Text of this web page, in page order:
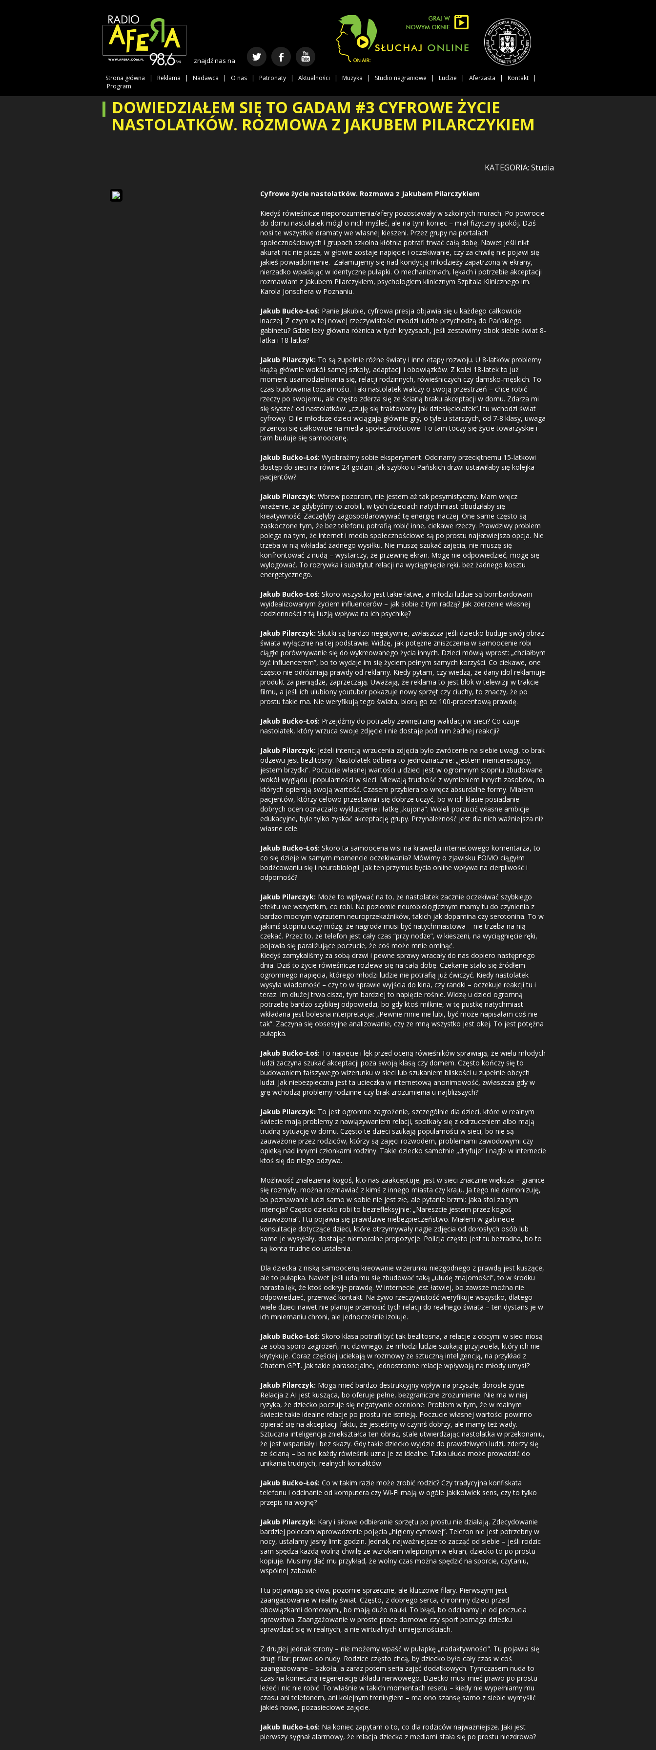
znajdź nas na
Strona główna Reklama Nadawca O nas Patronaty Aktualności Muzyka Studio nagraniowe Ludzie Aferzasta
Kontakt
Program
DOWIEDZIAŁEM SIĘ TO GADAM #3 CYFROWE ŻYCIE
NASTOLATKÓW. ROZMOWA Z JAKUBEM PILARCZYKIEM
KATEGORIA: Studia
Cyfrowe życie nastolatków. Rozmowa z Jakubem Pilarczykiem
Kiedyś rówieśnicze nieporozumienia/afery pozostawały w szkolnych murach. Po powrocie
do domu nastolatek mógł o nich myśleć, ale na tym koniec – miał fizyczny spokój. Dziś
nosi te wszystkie dramaty we własnej kieszeni. Przez grupy na portalach
społecznościowych i grupach szkolna kłótnia potrafi trwać całą dobę. Nawet jeśli nikt
akurat nic nie pisze, w głowie zostaje napięcie i oczekiwanie, czy za chwilę nie pojawi się
jakieś powiadomienie. Załamujemy się nad kondycją młodzieży zapatrzoną w ekrany,
nierzadko wpadając w identyczne pułapki. O mechanizmach, lękach i potrzebie akceptacji
rozmawiam z Jakubem Pilarczykiem, psychologiem klinicznym Szpitala Klinicznego im.
Karola Jonschera w Poznaniu.
Jakub Bućko-Łoś: Panie Jakubie, cyfrowa presja objawia się u każdego całkowicie
inaczej. Z czym w tej nowej rzeczywistości młodzi ludzie przychodzą do Pańskiego
gabinetu? Gdzie leży główna różnica w tych kryzysach, jeśli zestawimy obok siebie świat 8-
latka i 18-latka?
Jakub Pilarczyk: To są zupełnie różne światy i inne etapy rozwoju. U 8-latków problemy
krążą głównie wokół samej szkoły, adaptacji i obowiązków. Z kolei 18-latek to już
moment usamodzielniania się, relacji rodzinnych, rówieśniczych czy damsko-męskich. To
czas budowania tożsamości. Taki nastolatek walczy o swoją przestrzeń – chce robić
rzeczy po swojemu, ale często zderza się ze ścianą braku akceptacji w domu. Zdarza mi
się słyszeć od nastolatków: „czuję się traktowany jak dziesięciolatek”.I tu wchodzi świat
cyfrowy. O ile młodsze dzieci wciągają głównie gry, o tyle u starszych, od 7-8 klasy, uwaga
przenosi się całkowicie na media społecznościowe. To tam toczy się życie towarzyskie i
tam buduje się samoocenę.
Jakub Bućko-Łoś: Wyobraźmy sobie eksperyment. Odcinamy przeciętnemu 15-latkowi
dostęp do sieci na równe 24 godzin. Jak szybko u Pańskich drzwi ustawiłaby się kolejka
pacjentów?
Jakub Pilarczyk: Wbrew pozorom, nie jestem aż tak pesymistyczny. Mam wręcz
wrażenie, że gdybyśmy to zrobili, w tych dzieciach natychmiast obudziłaby się
kreatywność. Zaczęłyby zagospodarowywać tę energię inaczej. One same często są
zaskoczone tym, że bez telefonu potrafią robić inne, ciekawe rzeczy. Prawdziwy problem
polega na tym, że internet i media społecznościowe są po prostu najłatwiejsza opcja. Nie
trzeba w nią wkładać żadnego wysiłku. Nie muszę szukać zajęcia, nie muszę się
konfrontować z nudą – wystarczy, że przewinę ekran. Mogę nie odpowiedzieć, mogę się
wylogować. To rozrywka i substytut relacji na wyciągnięcie ręki, bez żadnego kosztu
energetycznego.
Jakub Bućko-Łoś: Skoro wszystko jest takie łatwe, a młodzi ludzie są bombardowani
wyidealizowanym życiem influencerów – jak sobie z tym radzą? Jak zderzenie własnej
codzienności z tą iluzją wpływa na ich psychikę?
Jakub Pilarczyk: Skutki są bardzo negatywnie, zwłaszcza jeśli dziecko buduje swój obraz
świata wyłącznie na tej podstawie. Widzę, jak potężne zniszczenia w samoocenie robi
ciągłe porównywanie się do wykreowanego życia innych. Dzieci mówią wprost: „chciałbym
być influencerem”, bo to wydaje im się życiem pełnym samych korzyści. Co ciekawe, one
często nie odróżniają prawdy od reklamy. Kiedy pytam, czy wiedzą, że dany idol reklamuje
produkt za pieniądze, zaprzeczają. Uważają, że reklama to jest blok w telewizji w trakcie
filmu, a jeśli ich ulubiony youtuber pokazuje nowy sprzęt czy ciuchy, to znaczy, że po
prostu takie ma. Nie weryfikują tego świata, biorą go za 100-procentową prawdę.
Jakub Bućko-Łoś: Przejdźmy do potrzeby zewnętrznej walidacji w sieci? Co czuje
nastolatek, który wrzuca swoje zdjęcie i nie dostaje pod nim żadnej reakcji?
Jakub Pilarczyk: Jeżeli intencją wrzucenia zdjęcia było zwrócenie na siebie uwagi, to brak
odzewu jest bezlitosny. Nastolatek odbiera to jednoznacznie: „jestem nieinteresujący,
jestem brzydki”. Poczucie własnej wartości u dzieci jest w ogromnym stopniu zbudowane
wokół wyglądu i popularności w sieci. Miewają trudność z wymieniem innych zasobów, na
których opierają swoją wartość. Czasem przybiera to wręcz absurdalne formy. Miałem
pacjentów, którzy celowo przestawali się dobrze uczyć, bo w ich klasie posiadanie
dobrych ocen oznaczało wykluczenie i łatkę „kujona”. Woleli porzucić własne ambicje
edukacyjne, byle tylko zyskać akceptację grupy. Przynależność jest dla nich ważniejsza niż
własne cele.
Jakub Bućko-Łoś: Skoro ta samoocena wisi na krawędzi internetowego komentarza, to
co się dzieje w samym momencie oczekiwania? Mówimy o zjawisku FOMO ciągyłm
bodźcowaniu się i neurobiologii. Jak ten przymus bycia online wpływa na cierpliwość i
odporność?
Jakub Pilarczyk: Może to wpływać na to, że nastolatek zacznie oczekiwać szybkiego
efektu we wszystkim, co robi. Na poziomie neurobiologicznym mamy tu do czynienia z
bardzo mocnym wyrzutem neuroprzekaźników, takich jak dopamina czy serotonina. To w
jakimś stopniu uczy mózg, że nagroda musi być natychmiastowa – nie trzeba na nią
czekać. Przez to, że telefon jest cały czas “przy nodze”, w kieszeni, na wyciągnięcie ręki,
pojawia się paraliżujące poczucie, że coś może mnie ominąć.
Kiedyś zamykaliśmy za sobą drzwi i pewne sprawy wracały do nas dopiero następnego
dnia. Dziś to życie rówieśnicze rozlewa się na całą dobę. Czekanie stało się źródłem
ogromnego napięcia, którego młodzi ludzie nie potrafią już ćwiczyć. Kiedy nastolatek
wysyła wiadomość – czy to w sprawie wyjścia do kina, czy randki – oczekuje reakcji tu i
teraz. Im dłużej trwa cisza, tym bardziej to napięcie rośnie. Widzę u dzieci ogromną
potrzebę bardzo szybkiej odpowiedzi, bo gdy ktoś milknie, w tę pustkę natychmiast
wkładana jest bolesna interpretacja: „Pewnie mnie nie lubi, być może napisałam coś nie
tak”. Zaczyna się obsesyjne analizowanie, czy ze mną wszystko jest okej. To jest potężna
pułapka.
Jakub Bućko-Łoś: To napięcie i lęk przed oceną rówieśników sprawiają, że wielu młodych
ludzi zaczyna szukać akceptacji poza swoją klasą czy domem. Często kończy się to
budowaniem fałszywego wizerunku w sieci lub szukaniem bliskości u zupełnie obcych
ludzi. Jak niebezpieczna jest ta ucieczka w internetową anonimowość, zwłaszcza gdy w
grę wchodzą problemy rodzinne czy brak zrozumienia u najbliższych?
Jakub Pilarczyk: To jest ogromne zagrożenie, szczególnie dla dzieci, które w realnym
świecie mają problemy z nawiązywaniem relacji, spotkały się z odrzuceniem albo mają
trudną sytuację w domu. Często te dzieci szukają popularności w sieci, bo nie są
zauważone przez rodziców, którzy są zajęci rozwodem, problemami zawodowymi czy
opieką nad innymi członkami rodziny. Takie dziecko samotnie „dryfuje” i nagle w internecie
ktoś się do niego odzywa.
Możliwość znalezienia kogoś, kto nas zaakceptuje, jest w sieci znacznie większa – granice
się rozmyły, można rozmawiać z kimś z innego miasta czy kraju. Ja tego nie demonizuję,
bo poznawanie ludzi samo w sobie nie jest złe, ale pytanie brzmi: jaka stoi za tym
intencja? Często dziecko robi to bezrefleksyjnie: „Nareszcie jestem przez kogoś
zauważona”. I tu pojawia się prawdziwe niebezpieczeństwo. Miałem w gabinecie
konsultacje dotyczące dzieci, które otrzymywały nagie zdjęcia od dorosłych osób lub
same je wysyłały, dostając niemoralne propozycje. Policja często jest tu bezradna, bo to
są konta trudne do ustalenia.
Dla dziecka z niską samooceną kreowanie wizerunku niezgodnego z prawdą jest kuszące,
ale to pułapka. Nawet jeśli uda mu się zbudować taką „ułudę znajomości”, to w środku
narasta lęk, że ktoś odkryje prawdę. W internecie jest łatwiej, bo zawsze można nie
odpowiedzieć, przerwać kontakt. Na żywo rzeczywistość weryfikuje wszystko, dlatego
wiele dzieci nawet nie planuje przenosić tych relacji do realnego świata – ten dystans je w
ich mniemaniu chroni, ale jednocześnie izoluje.
Jakub Bućko-Łoś: Skoro klasa potrafi być tak bezlitosna, a relacje z obcymi w sieci niosą
ze sobą sporo zagrożeń, nic dziwnego, że młodzi ludzie szukają przyjaciela, który ich nie
krytykuje. Coraz częściej uciekają w rozmowy ze sztuczną inteligencją, na przykład z
Chatem GPT. Jak takie parasocjalne, jednostronne relacje wpływają na młody umysł?
Jakub Pilarczyk: Mogą mieć bardzo destrukcyjny wpływ na przyszłe, dorosłe życie.
Relacja z AI jest kusząca, bo oferuje pełne, bezgraniczne zrozumienie. Nie ma w niej
ryzyka, że dziecko poczuje się negatywnie ocenione. Problem w tym, że w realnym
świecie takie idealne relacje po prostu nie istnieją. Poczucie własnej wartości powinno
opierać się na akceptacji faktu, że jesteśmy w czymś dobrzy, ale mamy też wady.
Sztuczna inteligencja zniekształca ten obraz, stale utwierdzając nastolatka w przekonaniu,
że jest wspaniały i bez skazy. Gdy takie dziecko wyjdzie do prawdziwych ludzi, zderzy się
ze ścianą – bo nie każdy rówieśnik uzna je za idealne. Taka ułuda może prowadzić do
unikania trudnych, realnych kontaktów.
Jakub Bućko-Łoś: Co w takim razie może zrobić rodzic? Czy tradycyjna konfiskata
telefonu i odcinanie od komputera czy Wi-Fi mają w ogóle jakikolwiek sens, czy to tylko
przepis na wojnę?
Jakub Pilarczyk: Kary i siłowe odbieranie sprzętu po prostu nie działają. Zdecydowanie
bardziej polecam wprowadzenie pojęcia „higieny cyfrowej”. Telefon nie jest potrzebny w
nocy, ustalamy jasny limit godzin. Jednak, najważniejsze to zacząć od siebie – jeśli rodzic
sam spędza każdą wolną chwilę ze wzrokiem wlepionym w ekran, dziecko to po prostu
kopiuje. Musimy dać mu przykład, że wolny czas można spędzić na sporcie, czytaniu,
wspólnej zabawie.
I tu pojawiają się dwa, pozornie sprzeczne, ale kluczowe filary. Pierwszym jest
zaangażowanie w realny świat. Często, z dobrego serca, chronimy dzieci przed
obowiązkami domowymi, bo mają dużo nauki. To błąd, bo odcinamy je od poczucia
sprawstwa. Zaangażowanie w proste prace domowe czy sport pomaga dziecku
sprawdzać się w realnych, a nie wirtualnych umiejętnościach.
Z drugiej jednak strony – nie możemy wpaść w pułapkę „nadaktywności”. Tu pojawia się
drugi filar: prawo do nudy. Rodzice często chcą, by dziecko było cały czas w coś
zaangażowane – szkoła, a zaraz potem seria zajęć dodatkowych. Tymczasem nuda to
czas na konieczną regenerację układu nerwowego. Dziecko musi mieć prawo po prostu
leżeć i nic nie robić. To właśnie w takich momentach resetu – kiedy nie wypełniamy mu
czasu ani telefonem, ani kolejnym treningiem – ma ono szansę samo z siebie wymyślić
jakieś nowe, pozasieciowe zajęcie.
Jakub Bućko-Łoś: Na koniec zapytam o to, co dla rodziców najważniejsze. Jaki jest
pierwszy sygnał alarmowy, że relacja dziecka z mediami stała się po prostu niezdrowa?